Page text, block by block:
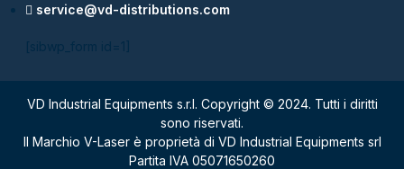
service@vd-distributions.com
[sibwp_form id=1]
VD Industrial Equipments s.r.l. Copyright © 2024. Tutti i diritti
sono riservati.
Il Marchio V-Laser è proprietà di VD Industrial Equipments srl
Partita IVA 05071650260